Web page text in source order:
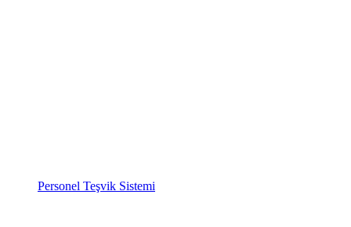
Personel Teşvik Sistemi